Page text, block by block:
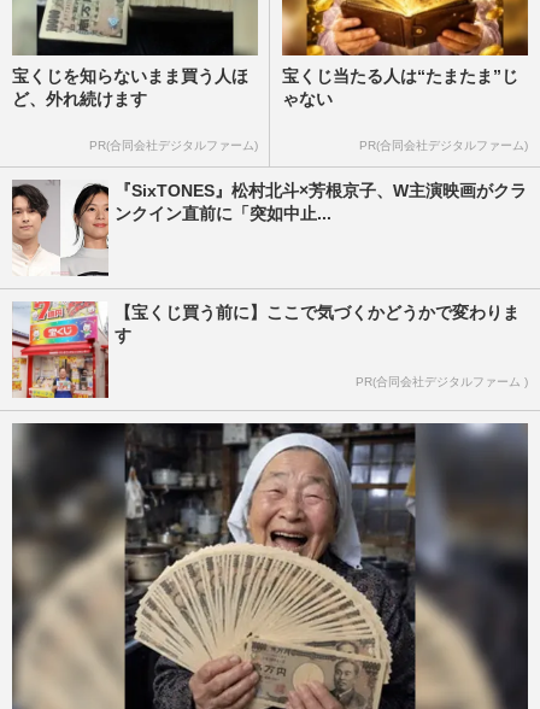
宝くじを知らないまま買う人ほ
ど、外れ続けます
PR(合同会社デジタルファーム)
宝くじ当たる人は“たまたま”じ
ゃない
PR(合同会社デジタルファーム)
『SixTONES』松村北斗×芳根京子、W主演映画がクラ
ンクイン直前に「突如中止...
【宝くじ買う前に】ここで気づくかどうかで変わりま
す
PR(合同会社デジタルファーム )